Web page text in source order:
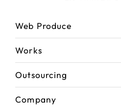
Web Produce
Works
Outsourcing
Company